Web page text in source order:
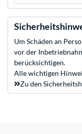
Um Schäden an
vor der
berücksichtigen.
Alle wichtigen
Zu den